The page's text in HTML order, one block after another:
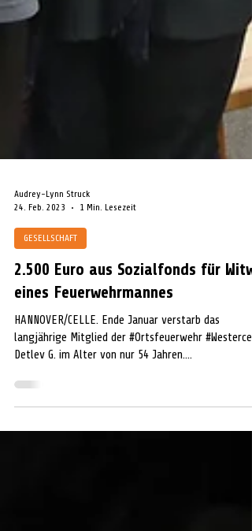
Audrey-Lynn Struck
24. Feb. 2023
1 Min. Lesezeit
2.500 Euro aus Sozialfonds für
eines Feuerwehrmannes
HANNOVER/CELLE. Ende Januar verstarb das
langjährige Mitglied der #Ortsfeuerwehr